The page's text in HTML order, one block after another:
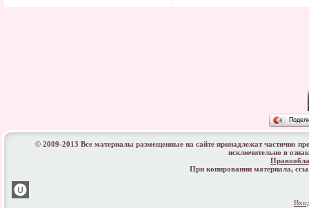
© 2009-2013 Все материалы размещенные на сайте принадлежат частично
исключительно в
При копировании материала,